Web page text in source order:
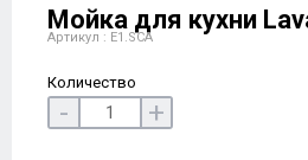
Мойка для кухни
Артикул : E1.SCA
Количество
- +